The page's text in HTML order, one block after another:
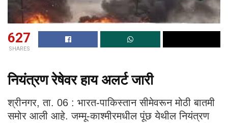
627
SHARES
नियंत्रण रेषेवर हाय अलर्ट जारी
श्रीनगर, ता. 06 : भारत-पाकिस्तान सीमेवरून मोठी बातमी
समोर आली आहे. जम्मू-काश्मीरमधील पूंछ येथील नियंत्रण